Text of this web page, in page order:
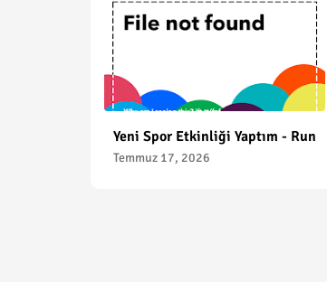
Yeni Spor Etkinliği Yaptım - Run
Temmuz 17, 2026